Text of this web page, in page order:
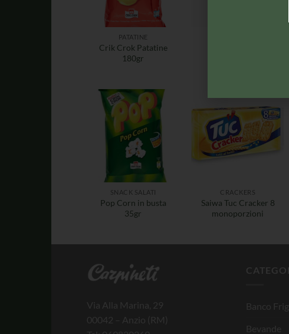
PATATINE
Crik Crok Patatine
180gr
SNACK SALATI
Pop Corn in busta
35gr
CRACKERS
Saiwa Tuc Cracker 8
monoporzioni
Via Alla Marina, 29
00042 – Anzio (RM)
Banco
Bevande